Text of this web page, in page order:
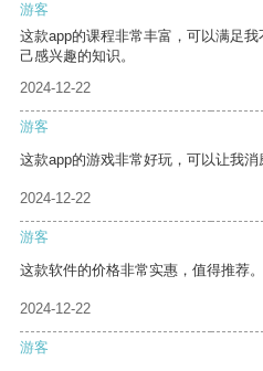
游客
这款app的课程非常丰富，可以满足
己感兴趣的知识。
2024-12-22
游客
这款app的游戏非常好玩，可以让我消
2024-12-22
游客
这款软件的价格非常实惠，值得推荐。
2024-12-22
游客